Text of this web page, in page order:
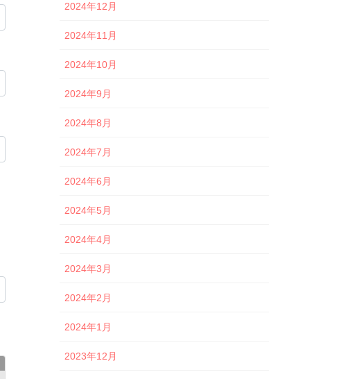
2024年12月
2024年11月
2024年10月
2024年9月
2024年8月
2024年7月
2024年6月
2024年5月
2024年4月
2024年3月
2024年2月
2024年1月
2023年12月